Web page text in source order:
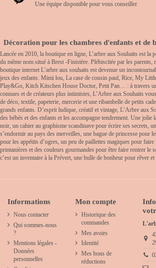
Une équipe disponible pour vous conseiller
Décoration pour les chambres d'enfants et de
Lancée en 2010, la boutique en ligne, L’arbre aux Souhaits est la
du même nom situé à Brest -Finistère. Plébiscitée par les parents,
boutique internet L’arbre aux souhaits est devenue un
jeux des enfants. Mimi lou, La case de cousin paul, Rice, My
Play&Go, Kitch Kitschen House Doctor, Petit Pan… : à travers
connues et de créateurs plus intimistes, L’Arbre aux Souhaits
de déco, textile, papeterie, mercerie et une ribambelle de petits
grands enfants. D’esprit ludique, créatif et vintage, L’Arbre aux
des bébés et des enfants et les accompagne tendrement. Une
noir, un cahier au graphisme scandinave pour écrire ses secrets,
s’endormir au pays des merveilles, une bague de princesse pour
pour les appétits d’ogres, un peu de paillettes magiques pour
printanières et des couleurs gourmandes pour être faire rentrer le
c’est un inventaire à la Prévert, une bulle de bonheur pour rêver
Informations
Nous contacter
Qui sommes-nous
?
Mentions légales -
Données
personnelles
Mon compte
Historique des
commandes
Mes avoirs
Identité
Mes bons de
réductions